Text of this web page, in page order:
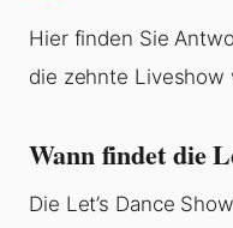
Hier finden Sie
die zehnte Liveshow
Wann findet die
Die Let’s Dance